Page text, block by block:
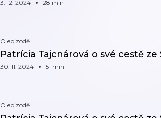
3. 12. 2024 28 min
O epizodě
Patrícia Tajcnárová o své cestě
30. 11. 2024 51 min
O epizodě